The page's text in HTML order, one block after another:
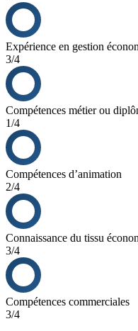
Expérience en gestion
3/4
Compétences métier ou
1/4
Compétences d’animation
2/4
Connaissance du tissu
3/4
Compétences commerciales
3/4